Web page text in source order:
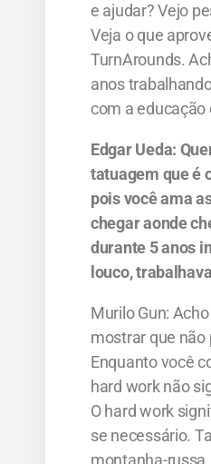
e ajudar? Vejo
Veja o que
TurnArounds.
anos
com a educação
Edgar Ueda:
tatuagem que é
pois você ama
chegar aonde
durante 5 anos
louco,
Murilo Gun:
mostrar que não
Enquanto você
hard work não
O hard work
se necessário.
montanha-